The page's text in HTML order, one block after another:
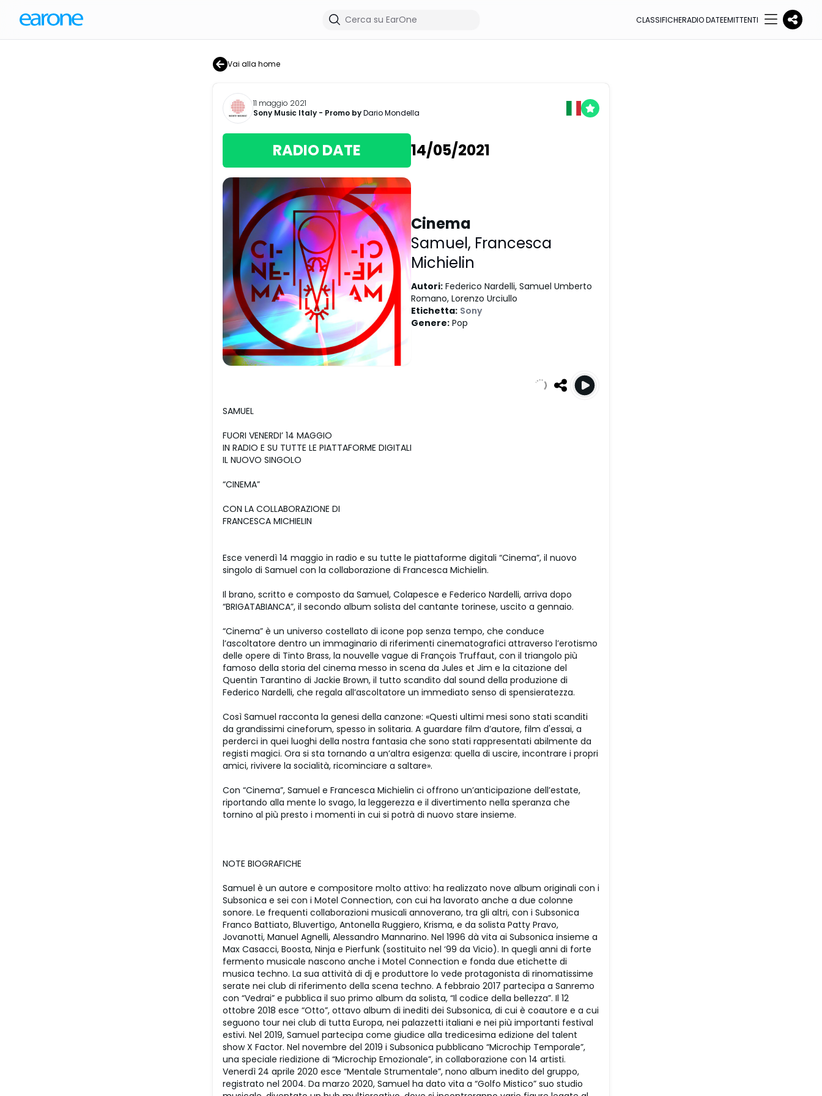
CLASSIFICHERADIO DATEEMITTENTI
Vai alla home
11 maggio 2021
Sony Music Italy - Promo byDario Mondella
RADIO DATE 14/05/2021
Cinema
Samuel, Francesca
Michielin
Autori: Federico Nardelli, Samuel Umberto
Romano, Lorenzo Urciullo
Etichetta: Sony
Genere: Pop
SAMUEL
FUORI VENERDI’ 14 MAGGIO
IN RADIO E SU TUTTE LE PIATTAFORME DIGITALI
IL NUOVO SINGOLO
“CINEMA”
CON LA COLLABORAZIONE DI
FRANCESCA MICHIELIN
Esce venerdì 14 maggio in radio e su tutte le piattaforme digitali “Cinema”, il nuovo
singolo di Samuel con la collaborazione di Francesca Michielin.
Il brano, scritto e composto da Samuel, Colapesce e Federico Nardelli, arriva dopo
“BRIGATABIANCA”, il secondo album solista del cantante torinese, uscito a gennaio.
“Cinema” è un universo costellato di icone pop senza tempo, che conduce
l’ascoltatore dentro un immaginario di riferimenti cinematografici attraverso l’erotismo
delle opere di Tinto Brass, la nouvelle vague di François Truffaut, con il triangolo più
famoso della storia del cinema messo in scena da Jules et Jim e la citazione del
Quentin Tarantino di Jackie Brown, il tutto scandito dal sound della produzione di
Federico Nardelli, che regala all’ascoltatore un immediato senso di spensieratezza.
Così Samuel racconta la genesi della canzone: «Questi ultimi mesi sono stati scanditi
da grandissimi cineforum, spesso in solitaria. A guardare film d’autore, film d'essai, a
perderci in quei luoghi della nostra fantasia che sono stati rappresentati abilmente da
registi magici. Ora si sta tornando a un’altra esigenza: quella di uscire, incontrare i propri
amici, rivivere la socialità, ricominciare a saltare».
Con “Cinema”, Samuel e Francesca Michielin ci offrono un’anticipazione dell’estate,
riportando alla mente lo svago, la leggerezza e il divertimento nella speranza che
tornino al più presto i momenti in cui si potrà di nuovo stare insieme.
NOTE BIOGRAFICHE
Samuel è un autore e compositore molto attivo: ha realizzato nove album originali con i
Subsonica e sei con i Motel Connection, con cui ha lavorato anche a due colonne
sonore. Le frequenti collaborazioni musicali annoverano, tra gli altri, con i Subsonica
Franco Battiato, Bluvertigo, Antonella Ruggiero, Krisma, e da solista Patty Pravo,
Jovanotti, Manuel Agnelli, Alessandro Mannarino. Nel 1996 dà vita ai Subsonica insieme a
Max Casacci, Boosta, Ninja e Pierfunk (sostituito nel ‘99 da Vicio). In quegli anni di forte
fermento musicale nascono anche i Motel Connection e fonda due etichette di
musica techno. La sua attività di dj e produttore lo vede protagonista di rinomatissime
serate nei club di riferimento della scena techno. A febbraio 2017 partecipa a Sanremo
con “Vedrai” e pubblica il suo primo album da solista, “Il codice della bellezza”. Il 12
ottobre 2018 esce “Otto”, ottavo album di inediti dei Subsonica, di cui è coautore e a cui
seguono tour nei club di tutta Europa, nei palazzetti italiani e nei più importanti festival
estivi. Nel 2019, Samuel partecipa come giudice alla tredicesima edizione del talent
show X Factor. Nel novembre del 2019 i Subsonica pubblicano “Microchip Temporale”,
una speciale riedizione di “Microchip Emozionale”, in collaborazione con 14 artisti.
Venerdì 24 aprile 2020 esce “Mentale Strumentale”, nono album inedito del gruppo,
registrato nel 2004. Da marzo 2020, Samuel ha dato vita a “Golfo Mistico” suo studio